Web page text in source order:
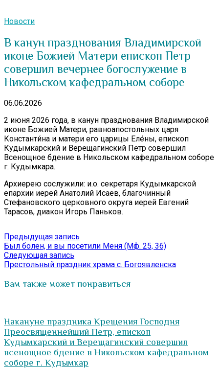
Новости
В канун празднования Владимирской
иконе Божией Матери епископ Петр
совершил вечернее богослужение в
Никольском кафедральном соборе
06.06.2026
2 июня 2026 года, в канун празднования Владимирской
иконе Божией Матери, равноапостольных царя
Константи́на и матери его царицы Еле́ны, епископ
Кудымкарский и Верещагинский Петр совершил
Всенощное бдение в Никольском кафедральном соборе
г. Кудымкара.
Архиерею сослужили: и.о. секретаря Кудымкарской
епархии иерей Анатолий Исаев, благочинный
Стефановского церковного округа иерей Евгений
Тарасов, диакон Игорь Паньков.
Навигация
по
записям
Предыдущая запись
запись:
Был болен, и вы посетили Меня (Мф. 25, 36)
Следующая запись
запись:
Престольный праздник храма с. Богоявленска
Вам также может понравиться
Накануне праздника Крещения Господня
Преосвященнейший Петр, епископ
Кудымкарский и Верещагинский совершил
всенощное бдение в Никольском кафедральном
соборе г. Кудымкар